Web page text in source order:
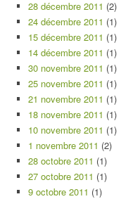
28 décembre 2011 (2)
24 décembre 2011 (1)
15 décembre 2011 (1)
14 décembre 2011 (1)
30 novembre 2011 (1)
25 novembre 2011 (1)
21 novembre 2011 (1)
18 novembre 2011 (1)
10 novembre 2011 (1)
1 novembre 2011 (2)
28 octobre 2011 (1)
27 octobre 2011 (1)
9 octobre 2011 (1)